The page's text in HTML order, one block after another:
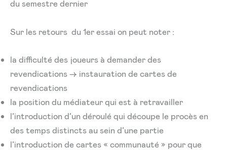
du semestre dernier
Sur les retours du 1er essai on peut noter :
la difficulté des joueurs à demander des
revendications → instauration de cartes de
revendications
la position du médiateur qui est à retravailler
l’introduction d’un déroulé qui découpe le procès en
des temps distincts au sein d’une partie
l’introduction de cartes « communauté » pour que